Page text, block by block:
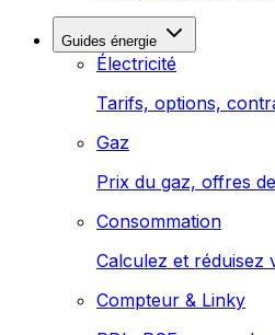
Guides énergie
Électricité
Tarifs, options,
Gaz
Prix du gaz, offres
Consommation
Calculez et réduisez
Compteur & Linky